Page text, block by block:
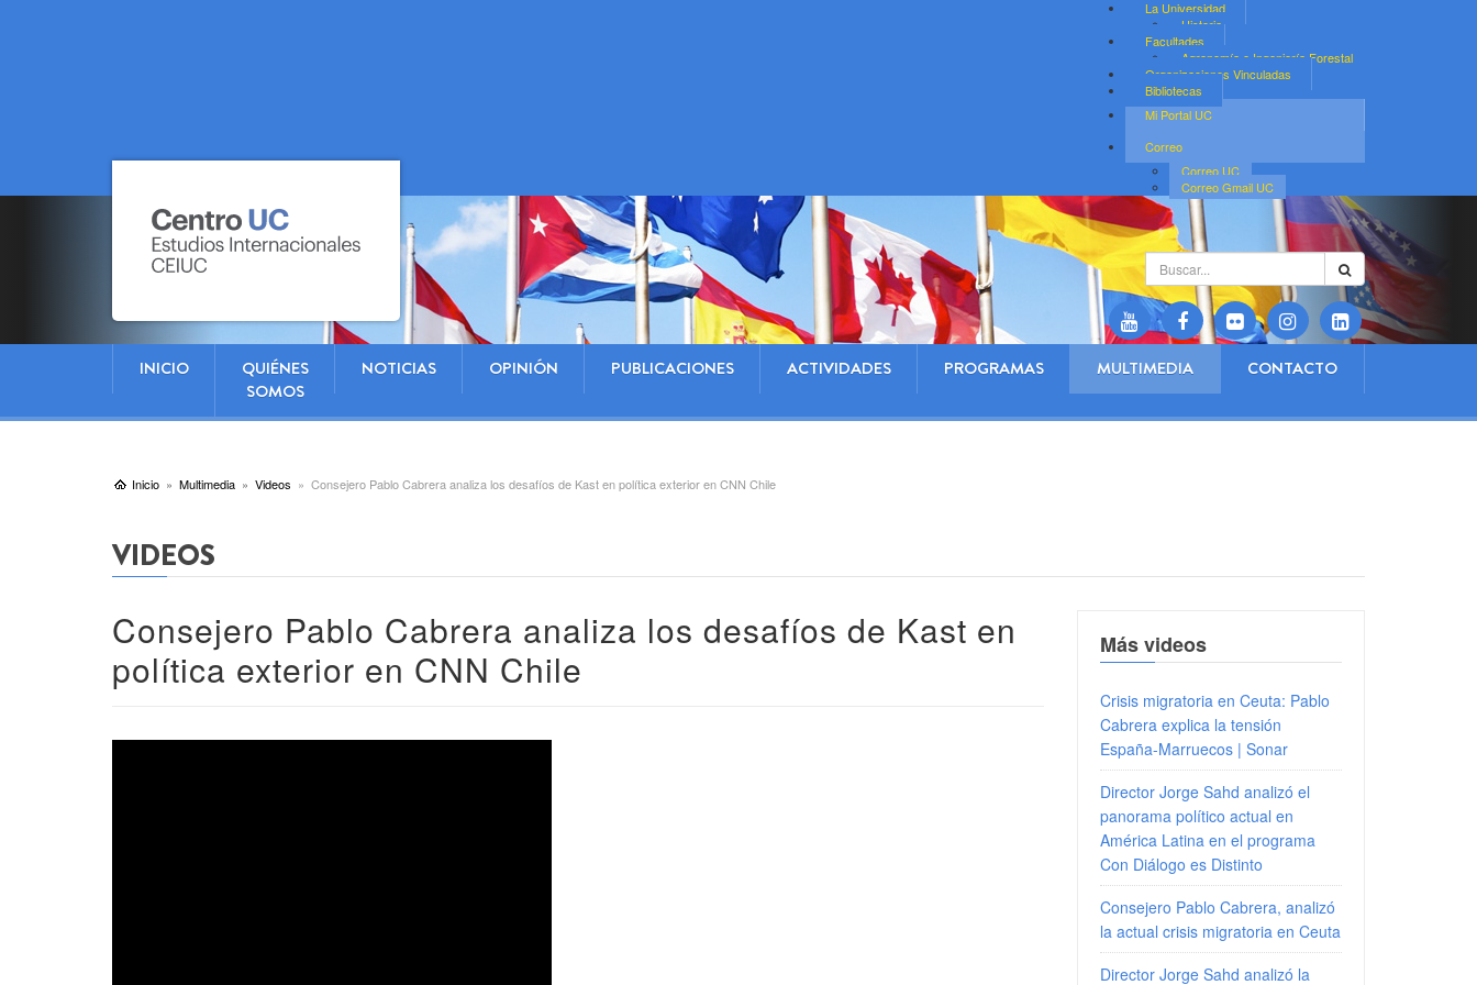
La Universidad
Historia
Facultades
Agronomía e Ingeniería Forestal
Organizaciones Vinculadas
Bibliotecas
Mi Portal UC
Correo
Correo UC
Correo Gmail UC
Buscar...
INICIO
QUIÉNES
SOMOS
NOTICIAS OPINIÓN PUBLICACIONES ACTIVIDADES PROGRAMAS MULTIMEDIA CONTACTO
Inicio Multimedia Videos Consejero Pablo Cabrera analiza los desafíos de Kast en política exterior en CNN Chile
VIDEOS
Consejero Pablo Cabrera analiza los desafíos de Kast en
política exterior en CNN Chile
Más videos
Crisis migratoria en Ceuta: Pablo
Cabrera explica la tensión
España-Marruecos | Sonar
Director Jorge Sahd analizó el
panorama político actual en
América Latina en el programa
Con Diálogo es Distinto
Consejero Pablo Cabrera, analizó
la actual crisis migratoria en Ceuta
Director Jorge Sahd analizó la